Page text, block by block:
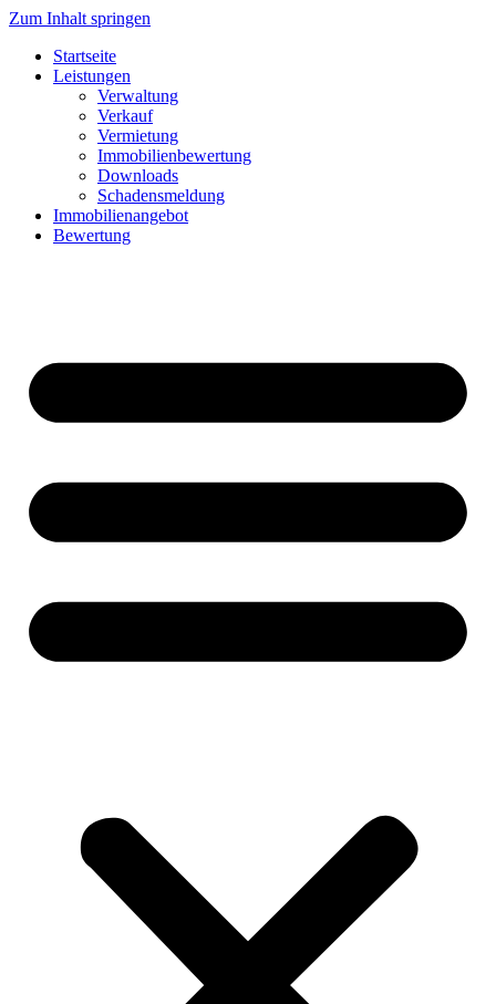
Zum Inhalt springen
Startseite
Leistungen
Verwaltung
Verkauf
Vermietung
Immobilienbewertung
Downloads
Schadensmeldung
Immobilienangebot
Bewertung